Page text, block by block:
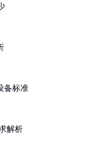
备标准
解析